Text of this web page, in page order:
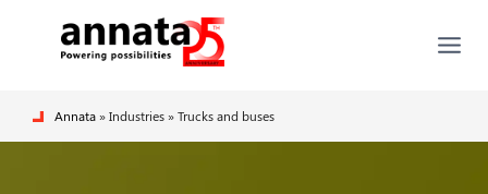
Annata» Industries » Trucks and buses